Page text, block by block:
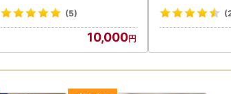
(5)
10,000